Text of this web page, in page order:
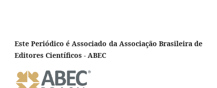
Este Periódico é Associado da Associação Brasileira de
Editores Científicos - ABEC